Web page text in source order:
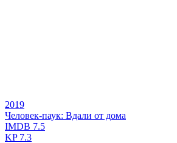
2019
Человек-паук: Вдали от дома
IMDB 7.5
KP7.3